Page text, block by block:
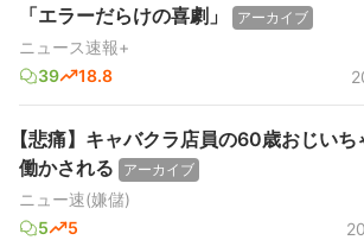
「エラーだらけの喜劇」
アーカイブ
ニュース速報+
39
18.8
【悲痛】キャバクラ店員の60歳おじい
働かされる
アーカイブ
ニュー速(嫌儲)
5
5